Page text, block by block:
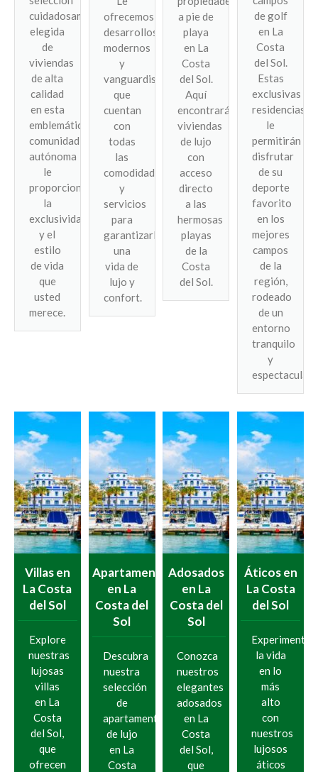
cuidadosamente
elegida
de
viviendas
de alta
calidad
en esta
emblemática
comunidad
autónoma
le
proporcionará
la
exclusividad
y el
estilo
de vida
que
usted
merece.
ofrecemos
desarrollos
modernos
y
vanguardistas
que
cuentan
con
todas
las
comodidades
y
servicios
para
garantizarle
una
vida de
lujo y
confort.
a pie de
playa
en La
Costa
del Sol.
Aquí
encontrará
viviendas
de lujo
con
acceso
directo
a las
hermosas
playas
de la
Costa
del Sol.
de golf
en La
Costa
del Sol.
Estas
exclusivas
residencias
le
permitirán
disfrutar
de su
deporte
favorito
en los
mejores
campos
de la
región,
rodeado
de un
entorno
tranquilo
y
espectacular.
Villas en
La Costa
del Sol
Explore
nuestras
lujosas
villas
en La
Costa
del Sol,
que
ofrecen
Apartamentos
en La
Costa del
Sol
Descubra
nuestra
selección
de
apartamentos
de lujo
en La
Costa
Adosados
en La
Costa del
Sol
Conozca
nuestros
elegantes
adosados
en La
Costa
del Sol,
que
Áticos en
La Costa
del Sol
Experimente
la vida
en lo
más
alto
con
nuestros
lujosos
áticos